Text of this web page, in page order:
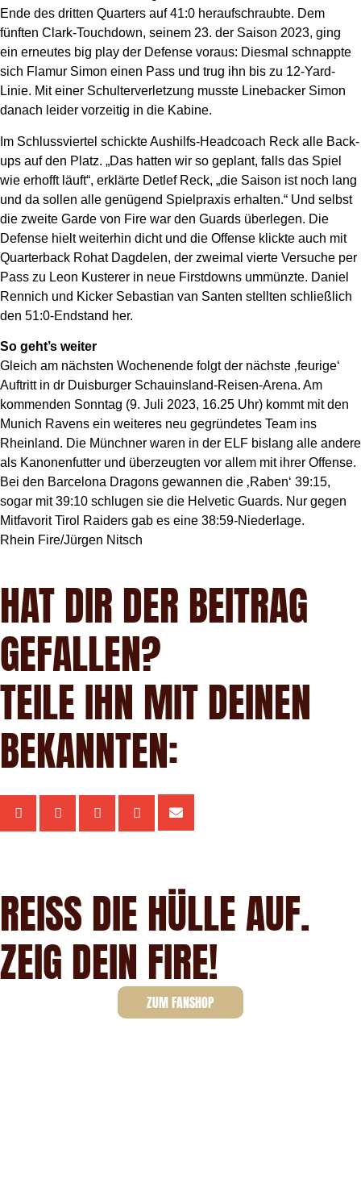
Ende des dritten Quarters auf 41:0 heraufschraubte. Dem
fünften Clark-Touchdown, seinem 23. der Saison 2023, ging
ein erneutes big play der Defense voraus: Diesmal schnappte
sich Flamur Simon einen Pass und trug ihn bis zu 12-Yard-
Linie. Mit einer Schulterverletzung musste Linebacker Simon
danach leider vorzeitig in die Kabine.
Im Schlussviertel schickte Aushilfs-Headcoach Reck alle Back-
ups auf den Platz. „Das hatten wir so geplant, falls das Spiel
wie erhofft läuft“, erklärte Detlef Reck, „die Saison ist noch lang
und da sollen alle genügend Spielpraxis erhalten.“ Und selbst
die zweite Garde von Fire war den Guards überlegen. Die
Defense hielt weiterhin dicht und die Offense klickte auch mit
Quarterback Rohat Dagdelen, der zweimal vierte Versuche per
Pass zu Leon Kusterer in neue Firstdowns ummünzte. Daniel
Rennich und Kicker Sebastian van Santen stellten schließlich
den 51:0-Endstand her.
So geht’s weiter
Gleich am nächsten Wochenende folgt der nächste ‚feurige‘
Auftritt in dr Duisburger Schauinsland-Reisen-Arena. Am
kommenden Sonntag (9. Juli 2023, 16.25 Uhr) kommt mit den
Munich Ravens ein weiteres neu gegründetes Team ins
Rheinland. Die Münchner waren in der ELF bislang alle andere
als Kanonenfutter und überzeugten vor allem mit ihrer Offense.
Bei den Barcelona Dragons gewannen die ‚Raben‘ 39:15,
sogar mit 39:10 schlugen sie die Helvetic Guards. Nur gegen
Mitfavorit Tirol Raiders gab es eine 38:59-Niederlage.
Rhein Fire/Jürgen Nitsch
HAT DIR DER BEITRAG
GEFALLEN?
TEILE IHN MIT DEINEN
BEKANNTEN:
REISS DIE HÜLLE AUF.
ZEIG DEIN FIRE!
ZUM FANSHOP